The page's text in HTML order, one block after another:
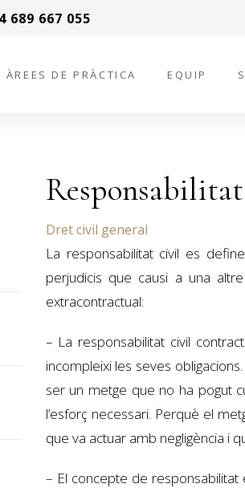
689 667 055
ÀREES DE PRÀCTICA EQUIP
Dret civil general
La responsabilitat civil es
perjudicis que causi a una
extracontractual: ​
– La responsabilitat civil
incompleixi les seves
ser un metge que no ha pogut
l’esforç necessari. Perquè el
que va actuar amb negligència i
– El concepte de